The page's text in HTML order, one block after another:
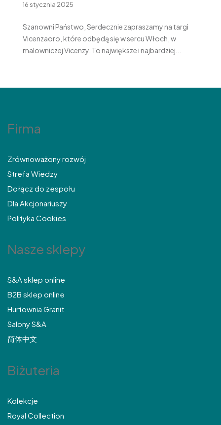
16 stycznia 2025
Szanowni Państwo, Serdecznie zapraszamy na targi
Vicenzaoro, które odbędą się w sercu Włoch, w
malowniczej Vicenzy. To największe i najbardziej...
Firma
Zrównoważony rozwój
Strefa Wiedzy
Dołącz do zespołu
Dla Akcjonariuszy
Polityka Cookies
Nasze sklepy
S&A sklep online
B2B sklep online
Hurtownia Granit
Salony S&A
简体中文
Biżuteria
Kolekcje
Royal Collection